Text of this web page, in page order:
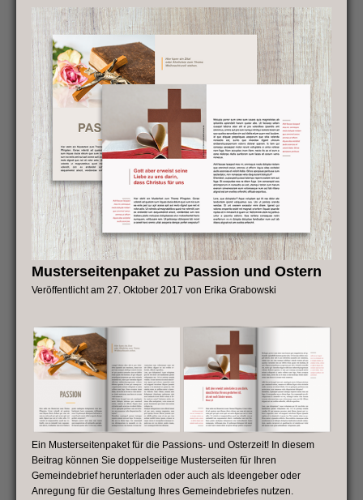
Musterseitenpaket zu Passion und Ostern
Veröffentlicht am 27. Oktober 2017 von Erika Grabowski
Ein Musterseitenpaket für die Passions- und Osterzeit! In diesem
Beitrag können Sie doppelseitige Musterseiten für Ihren
Gemeindebrief herunterladen oder auch als Ideengeber oder
Anregung für die Gestaltung Ihres Gemeindebriefes nutzen.